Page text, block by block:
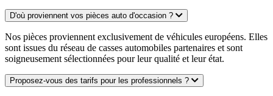
D'où proviennent vos pièces auto d'occasion ?
Nos pièces proviennent exclusivement de véhicules européens. Elles
sont issues du réseau de casses automobiles partenaires et sont
soigneusement sélectionnées pour leur qualité et leur état.
Proposez-vous des tarifs pour les professionnels ?